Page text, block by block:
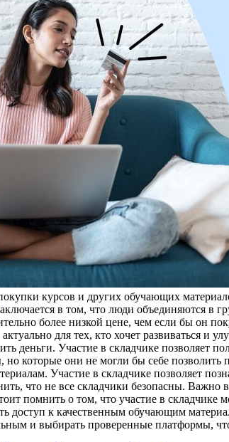
курсов и других обучающих
в том, что люди объединяются в
более низкой цене, чем если бы он
для тех, кто хочет развиваться
деньги. Участие в складчике
которые они не могли бы себе
Участие в складчике позволяет
что не все складчики безопасны.
помнить о том, что участие в
доступ к качественным обучающим
и выбирать проверенные платформы,